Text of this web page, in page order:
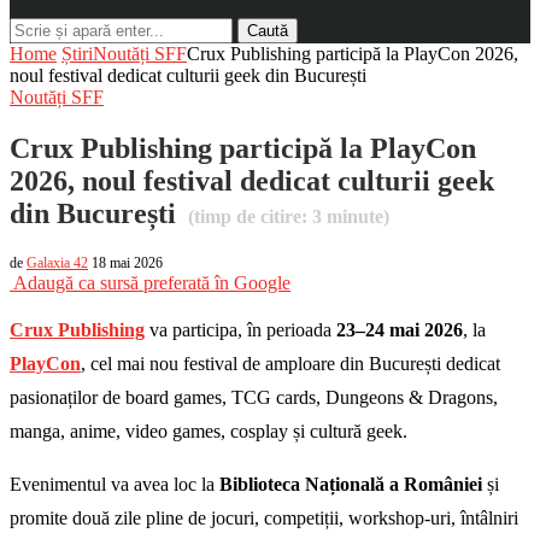
Caută
Home ȘtiriNoutăți SFFCrux Publishing participă la PlayCon 2026,
noul festival dedicat culturii geek din București
Noutăți SFF
Crux Publishing participă la PlayCon
2026, noul festival dedicat culturii geek
din București
(timp de citire: 3 minute)
de Galaxia 42 18 mai 2026
Adaugă ca sursă preferată în Google
Crux Publishing va participa, în perioada 23–24 mai 2026, la
PlayCon, cel mai nou festival de amploare din București dedicat
pasionaților de board games, TCG cards, Dungeons & Dragons,
manga, anime, video games, cosplay și cultură geek.
Evenimentul va avea loc la Biblioteca Națională a României și
promite două zile pline de jocuri, competiții, workshop-uri, întâlniri